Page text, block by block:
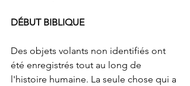
DÉBUT BIBLIQUE
Des objets volants non identifiés ont
été enregistrés tout au long de
l'histoire humaine. La seule chose qui a